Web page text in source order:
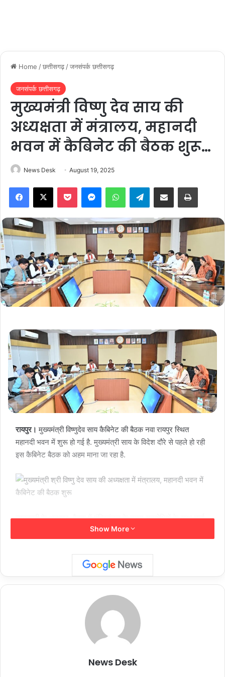
Home /छत्तीसगढ़ /जनसंपर्क छत्तीसगढ़
जनसंपर्क छत्तीसगढ़
मुख्यमंत्री विष्णु देव साय की
अध्यक्षता में मंत्रालय, महानदी
भवन में कैबिनेट की बैठक शुरू…
News Desk August 19, 2025
Telegram
रायपुर। मुख्यमंत्री विष्णुदेव साय कैबिनेट की बैठक नवा रायपुर स्थित
महानदी भवन में शुरू हो गई है. मुख्यमंत्री साय के विदेश दौरे से पहले हो रही
इस कैबिनेट बैठक को अहम माना जा रहा है.
जानकारी के अनुसार, बैठक में मंत्रिमंडल के तमाम सहयोगियों के साथ चर्चा
कर मुख्यमंत्री विष्णु देव साय अहम फैसले ले सकते हैं. इनमें एक विषय
लगेगी, जिसके बाद मुख्यमंत्री इन नामों का खुलासा करेंगे.
Follow Us
Show More
News Desk